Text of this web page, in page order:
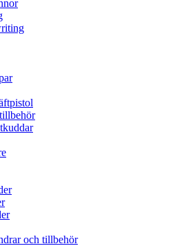
och tillbehör